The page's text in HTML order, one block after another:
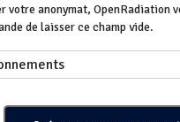
votre anonymat, OpenRadiation
de laisser ce champ vide.